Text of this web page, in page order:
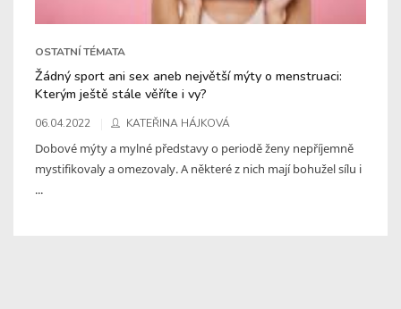
OSTATNÍ TÉMATA
Žádný sport ani sex aneb největší mýty o menstruaci:
Kterým ještě stále věříte i vy?
06.04.2022 KATEŘINA HÁJKOVÁ
Dobové mýty a mylné představy o periodě ženy nepříjemně
mystifikovaly a omezovaly. A některé z nich mají bohužel sílu i
...